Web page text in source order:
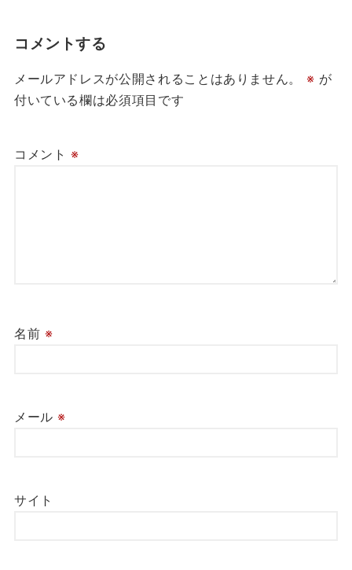
コメントする
メールアドレスが公開されることはありません。 ※ が
付いている欄は必須項目です
コメント ※
名前 ※
メール ※
サイト